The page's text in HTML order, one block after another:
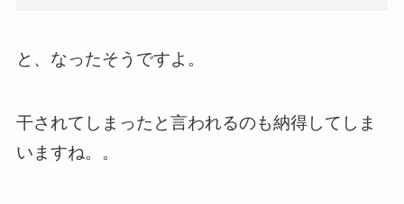
と、なったそうですよ。
干されてしまったと言われるのも納得してしま
いますね。。